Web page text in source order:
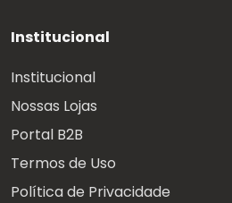
Institucional
Institucional
Nossas Lojas
Portal B2B
Termos de Uso
Política de Privacidade